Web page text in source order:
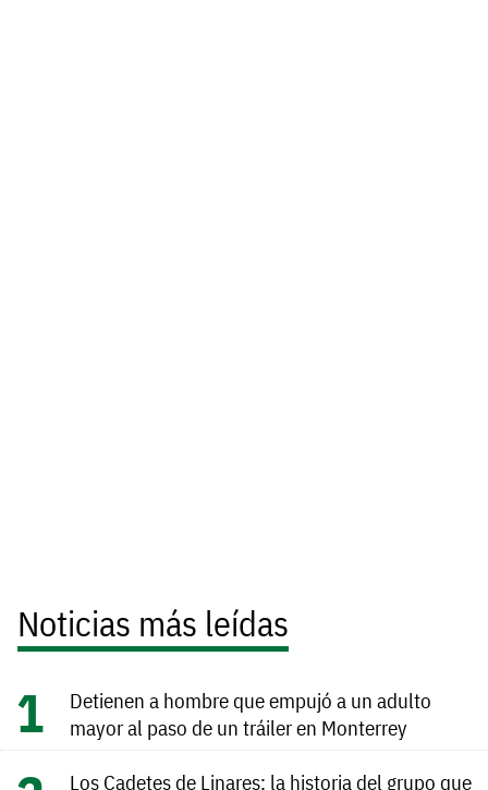
Noticias más leídas
Detienen a hombre que empujó a un adulto
mayor al paso de un tráiler en Monterrey
Los Cadetes de Linares: la historia del grupo que